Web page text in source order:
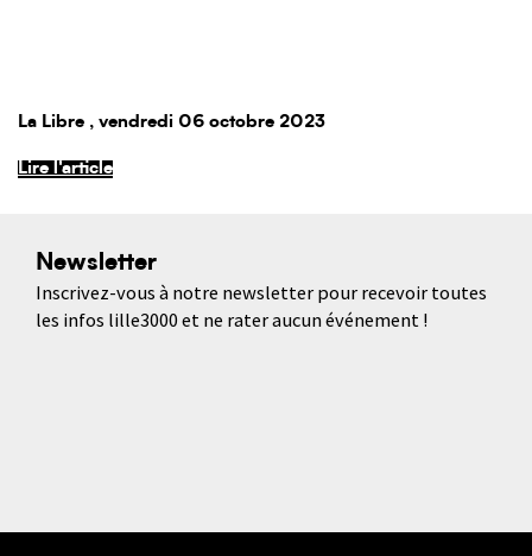
La Libre , vendredi 06 octobre 2023
Lire l'article
Newsletter
Inscrivez-vous à notre newsletter pour recevoir toutes
les infos lille3000 et ne rater aucun événement !